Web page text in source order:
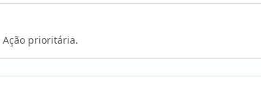
prioritária.